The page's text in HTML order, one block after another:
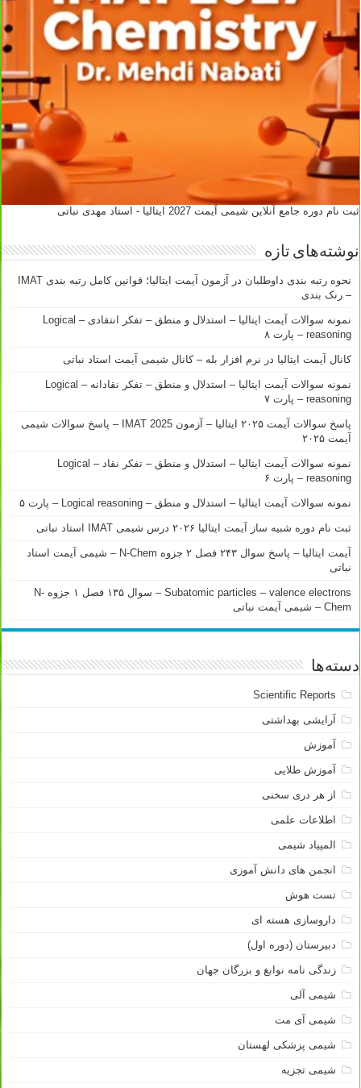
ثبت نام دوره جامع آنلاین شیمی آیمت 2027 ایتالیا - استاد مهدی نباتی
نوشته‌های تازه
نحوه رتبه بندی داوطلبان در آزمون آیمت ایتالیا؛ قوانین کامل رتبه بندی IMAT
– رنک بندی
نمونه سوالات آیمت ایتالیا – استدلال و منطق – تفکر انتقادی – Logical
reasoning – پارت ۸
کانال آیمت ایتالیا در نرم افزار بله – کانال شیمی آیمت استاد نباتی
نمونه سوالات آیمت ایتالیا – استدلال و منطق – تفکر نقادانه – Logical
reasoning – پارت ۷
پاسخ سوالات آیمت ۲۰۲۵ ایتالیا – آزمون IMAT 2025 – پاسخ سوالات شیمی
آیمت ۲۰۲۵
نمونه سوالات آیمت ایتالیا – استدلال و منطق – تفکر نقاد – Logical
reasoning – پارت ۶
نمونه سوالات آیمت ایتالیا – استدلال و منطق – Logical reasoning – پارت ۵
ثبت نام دوره شبیه ساز آیمت ایتالیا ۲۰۲۶ درس شیمی IMAT استاد نباتی
آیمت ایتالیا – پاسخ سوال ۲۴۳ فصل ۲ جزوه N-Chem – شیمی آیمت استاد
نباتی
Subatomic particles – valence electrons – سوال ۱۳۵ فصل ۱ جزوه N-
Chem – شیمی آیمت نباتی
دسته‌ها
Scientific Reports
آرایشی بهداشتی
آموزش
آموزش طلایی
از هر دری سخنی
اطلاعات علمی
المپیاد شیمی
انجمن های دانش آموزی
تست هوش
داروسازی هسته ای
دبیرستان (دوره اول)
زندگی نامه نوابغ و بزرگان جهان
شیمی آلی
شیمی آی مت
شیمی پزشکی لهستان
شیمی تجزیه